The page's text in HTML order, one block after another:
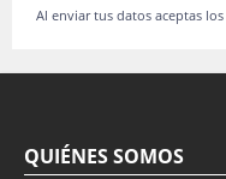
Al enviar tus datos aceptas los
QUIÉNES SOMOS